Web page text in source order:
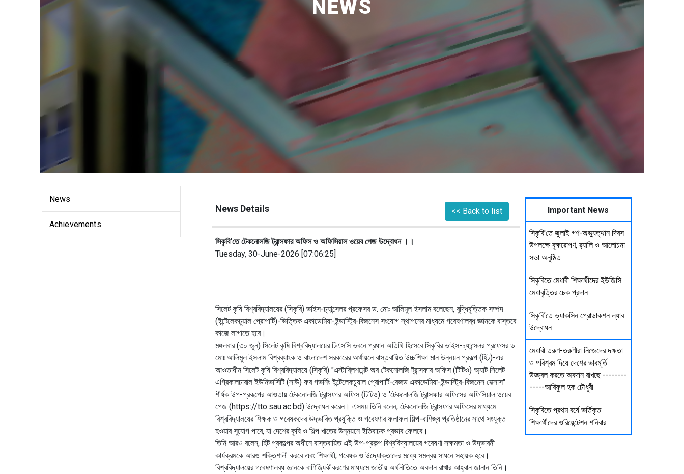
NEWS
News
Achievements
News Details << Back to list
সিকৃবি'তে টেকনোলজি ট্রান্সফার অফিস ও অফিসিয়াল ওয়েব পেজ উদ্বোধন ।।
Tuesday, 30-June-2026 [07:06:25]
সিলেট কৃষি বিশ্ববিদ্যালয়ের (সিকৃবি) ভাইস-চ্যান্সেলর প্রফেসর ড. মোঃ আলিমুল ইসলাম বলেছেন, বুদ্ধিবৃত্তিক সম্পদ
(ইন্টেলেকচুয়াল প্রোপার্টি)-ভিত্তিক একাডেমিয়া-ইন্ডাস্ট্রি-বিজনেস সংযোগ স্থাপনের মাধ্যমে গবেষণালব্ধ জ্ঞানকে বাস্তবে
কাজে লাগাতে হবে।
মঙ্গলবার (৩০ জুন) সিলেট কৃষি বিশ্ববিদ্যালয়ের টিএসসি ভবনে প্রধান অতিথি হিসেবে সিকৃবির ভাইস-চ্যান্সেলর প্রফেসর ড.
মোঃ আলিমুল ইসলাম বিশ্বব্যাংক ও বাংলাদেশ সরকারের অর্থায়নে বাস্তবায়িত উচ্চশিক্ষা মান উন্নয়ন প্রকল্প (হিট)-এর
আওতাধীন সিলেট কৃষি বিশ্ববিদ্যালয়ে (সিকৃবি) "এস্টাব্লিশমেন্ট অব টেকনোলজি ট্রান্সফার অফিস (টিটিও) অ্যাট সিলেট
এগ্রিকালচারাল ইউনিভার্সিটি (সাউ) ফর গভর্নিং ইন্টেলেকচুয়াল প্রোপার্টি-বেজড একাডেমিয়া-ইন্ডাস্ট্রি-বিজনেস নেক্সাস"
শীর্ষক উপ-প্রকল্পের আওতায় টেকনোলজি ট্রান্সফার অফিস (টিটিও) ও 'টেকনোলজি ট্রান্সফার অফিসের অফিসিয়াল ওয়েব
পেজ (https://tto.sau.ac.bd) উদ্বোধন করেন। এসময় তিনি বলেন, টেকনোলজি ট্রান্সফার অফিসের মাধ্যমে
বিশ্ববিদ্যালয়ের শিক্ষক ও গবেষকদের উদ্ভাবিত প্রযুক্তি ও গবেষণার ফলাফল শিল্প-বাণিজ্য প্রতিষ্ঠানের সাথে সংযুক্ত
হওয়ার সুযোগ পাবে, যা দেশের কৃষি ও শিল্প খাতের উন্নয়নে ইতিবাচক প্রভাব ফেলবে।
তিনি আরও বলেন, হিট প্রকল্পের অধীনে বাস্তবায়িত এই উপ-প্রকল্প বিশ্ববিদ্যালয়ের গবেষণা সক্ষমতা ও উদ্ভাবনী
কার্যক্রমকে আরও শক্তিশালী করবে এবং শিক্ষার্থী, গবেষক ও উদ্যোক্তাদের মধ্যে সমন্বয় সাধনে সহায়ক হবে।
বিশ্ববিদ্যালয়ের গবেষণালব্ধ জ্ঞানকে বাণিজ্যিকীকরণের মাধ্যমে জাতীয় অর্থনীতিতে অবদান রাখার আহ্বান জানান তিনি।
Important News
সিকৃবি'তে জুলাই গণ-অভ্যুত্থান দিবস
উপলক্ষে বৃক্ষরোপণ, র‍্যালি ও আলোচনা
সভা অনুষ্ঠিত
সিকৃবিতে মেধাবী শিক্ষার্থীদের ইউজিসি
মেধাবৃত্তির চেক প্রদান
সিকৃবি’তে ভ্যাকসিন প্রোডাকশন ল্যাব
উদ্বোধন
মেধাবী তরুণ-তরুণীরা নিজেদের দক্ষতা
ও পরিশ্রম দিয়ে দেশের ভাবমূর্তি
উজ্জ্বল করতে অবদান রাখছে --------
-----আরিফুল হক চৌধুরী
সিকৃবিতে প্রথম বর্ষে ভর্তিকৃত
শিক্ষার্থীদের ওরিয়েন্টেশন শনিবার